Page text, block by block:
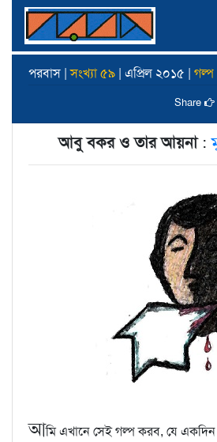
পরবাস |সংখ্যা ৫৯ | এপ্রিল ২০১৫ | গল্প
Share
আবু বকর ও তার আয়না:
আমি এখানে সেই গল্প করব, যে